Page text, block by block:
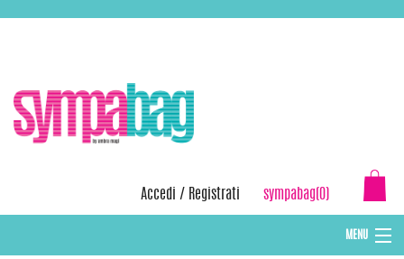
Accedi / Registrati sympabag(0)
MENU